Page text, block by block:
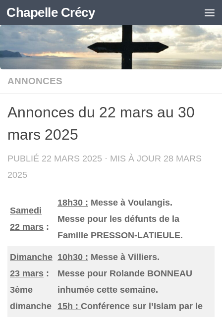
Skip to content
Chapelle Crécy
ANNONCES
Annonces du 22 mars au 30
mars 2025
PUBLIÉ 22 MARS 2025 · MIS À JOUR 28 MARS
2025
Samedi
22 mars :
18h30 : Messe à Voulangis.
Messe pour les défunts de la
Famille PRESSON-LATIEULE.
Dimanche
23 mars :
3ème
dimanche
10h30 : Messe à Villiers.
Messe pour Rolande BONNEAU
inhumée cette semaine.
15h : Conférence sur l’Islam par le